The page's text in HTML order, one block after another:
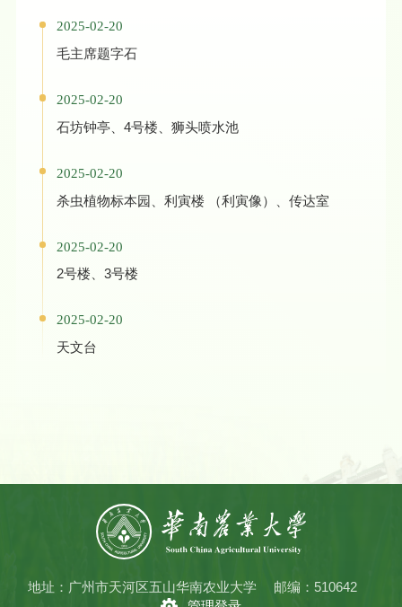
2025-02-20
毛主席题字石
2025-02-20
石坊钟亭、4号楼、狮头喷水池
2025-02-20
杀虫植物标本园、利寅楼 （利寅像）、传达室
2025-02-20
2号楼、3号楼
2025-02-20
天文台
地址：广州市天河区五山华南农业大学
邮编：510642